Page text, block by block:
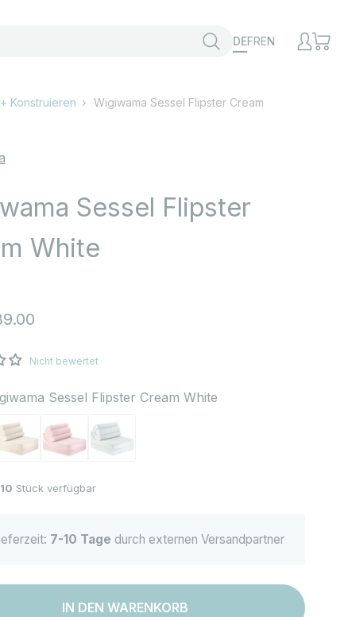
DEFREN
Konstruieren
Wigiwama Sessel Flipster Cream
Sessel Flipster
White
Nicht bewertet
Sessel Flipster Cream White
Sessel Flipster Cream White
Sessel Flipster Brown Sugar
Wigiwama Sessel Flipster Pink Mousse
Wigiwama Sessel Flipster Peppermint Green
10 Stück verfügbar
7-10 Tage durch externen Versandpartner
IN DEN WARENKORB